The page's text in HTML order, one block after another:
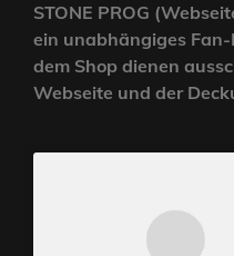
STONE PROG
ein unabhängiges
dem Shop dienen
Webseite und der